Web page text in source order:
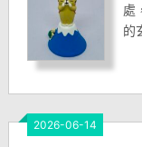
處
的
2026-06-14